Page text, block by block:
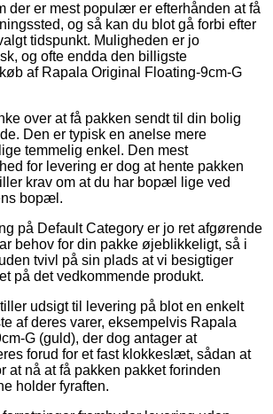
der er mest populær er efterhånden at få
og så kan du blot gå forbi efter
tidspunkt. Muligheden er jo
og ofte endda den billigste
af Rapala Original Floating-9cm-G
over at få pakken sendt til din bolig
Den er typisk en anelse mere
temmelig enkel. Den mest
for levering er dog at hente pakken
krav om at du har bopæl lige ved
bopæl.
på Default Category er jo ret afgørende
behov for din pakke øjeblikkeligt, så i
tvivl på sin plads at vi besigtiger
på det vedkommende produkt.
udsigt til levering på blot en enkelt
af deres varer, eksempelvis Rapala
G (guld), der dog antager at
forud for et fast klokkeslæt, sådan at
at nå at få pakken pakket forinden
holder fyraften.